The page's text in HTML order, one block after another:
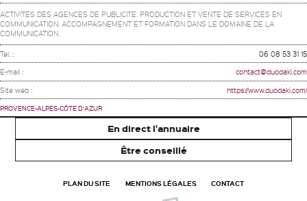
ACTIVITES DES AGENCES DE PUBLICITE. PRODUCTION ET VENTE DE SERVICES EN
COMMUNICATION. ACCOMPAGNEMENT ET FORMATION DANS LE DOMAINE DE LA
COMMUNICATION.
Tel. : 06 08 53 31 15
E-mail : contact@duodaki.com
Site web : https://www.duodaki.com/
PROVENCE-ALPES-CÔTE D'AZUR
En direct l'annuaire
Être conseillé
PLAN DU SITE MENTIONS LÉGALES CONTACT